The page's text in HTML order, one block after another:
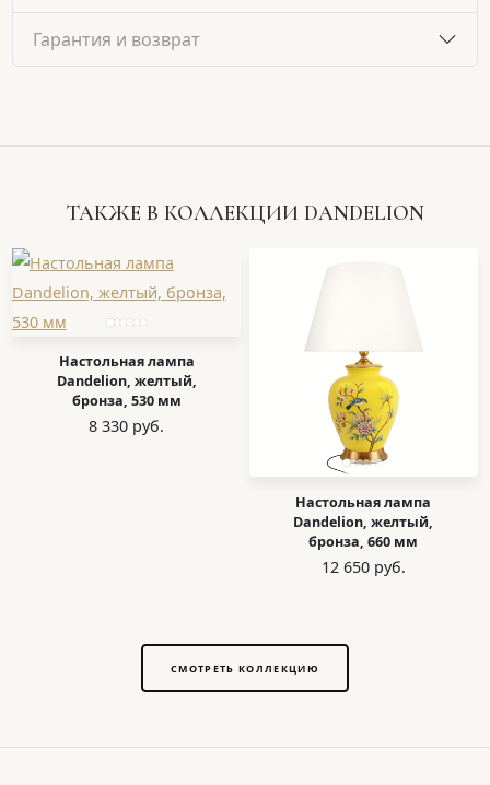
Гарантия и возврат
ТАКЖЕ В КОЛЛЕКЦИИ DANDELION
Настольная лампа
Dandelion, желтый,
бронза, 530 мм
8 330 руб.
Настольная лампа
Dandelion, желтый,
бронза, 660 мм
12 650 руб.
СМОТРЕТЬ КОЛЛЕКЦИЮ